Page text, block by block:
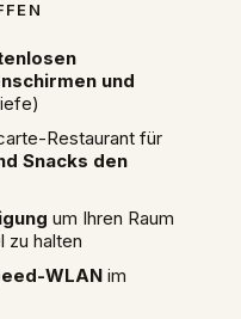
und
Restaurant für
Snacks den
um Ihren Raum
zu halten
WLAN im